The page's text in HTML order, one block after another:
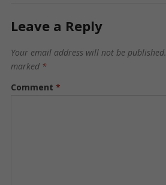
Leave a Reply
Your email address will not be published.
marked *
Comment *